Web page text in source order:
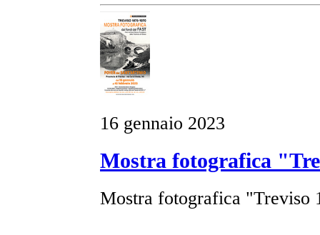
16 gennaio 2023
Mostra fotografica
Mostra fotografica "Treviso